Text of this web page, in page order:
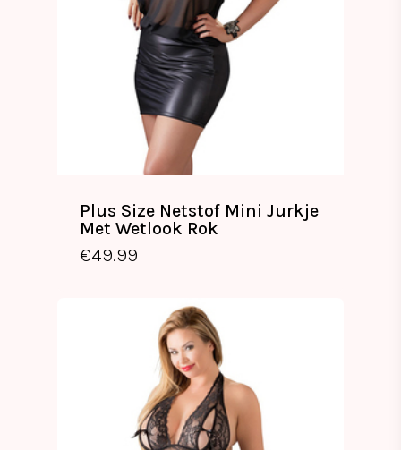
Plus Size Netstof Mini Jurkje
Met Wetlook Rok
€49.99